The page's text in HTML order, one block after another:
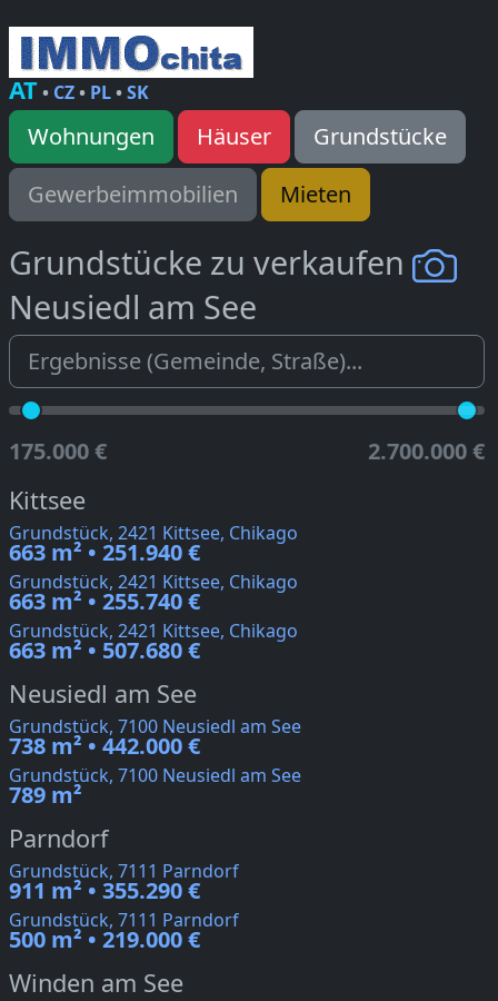
AT• CZ• PL•SK
Wohnungen Häuser
Grundstücke
Gewerbeimmobilien
Mieten
Grundstücke zu verkaufen
Neusiedl am See
175.000 € 2.700.000 €
Kittsee
Grundstück, 2421 Kittsee, Chikago
663 m² • 251.940 €
Grundstück, 2421 Kittsee, Chikago
663 m² • 255.740 €
Grundstück, 2421 Kittsee, Chikago
663 m² • 507.680 €
Neusiedl am See
Grundstück, 7100 Neusiedl am See
738 m² • 442.000 €
Grundstück, 7100 Neusiedl am See
789 m²
Parndorf
Grundstück, 7111 Parndorf
911 m² • 355.290 €
Grundstück, 7111 Parndorf
500 m² • 219.000 €
Winden am See